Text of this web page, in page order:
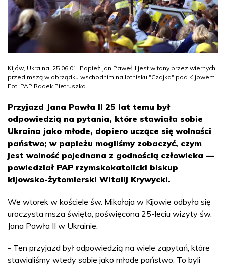
Kijów, Ukraina, 25.06.01. Papież Jan Paweł II jest witany przez wiernych
przed mszą w obrządku wschodnim na lotnisku "Czajka" pod Kijowem.
Fot. PAP Radek Pietruszka
Przyjazd Jana Pawła II 25 lat temu był
odpowiedzią na pytania, które stawiała sobie
Ukraina jako młode, dopiero uczące się wolności
państwo; w papieżu mogliśmy zobaczyć, czym
jest wolność pojednana z godnością człowieka —
powiedział PAP rzymskokatolicki biskup
kijowsko-żytomierski Witalij Krywycki.
We wtorek w kościele św. Mikołaja w Kijowie odbyła się
uroczysta msza święta, poświęcona 25-leciu wizyty św.
Jana Pawła II w Ukrainie.
- Ten przyjazd był odpowiedzią na wiele zapytań, które
stawialiśmy wtedy sobie jako młode państwo. To byli